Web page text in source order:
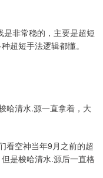
非常稳的，主要是超短
超短手法逻辑都懂。
清水.源一直拿着，大
空神当年9月之前的超
是梭哈清水.源后一直格